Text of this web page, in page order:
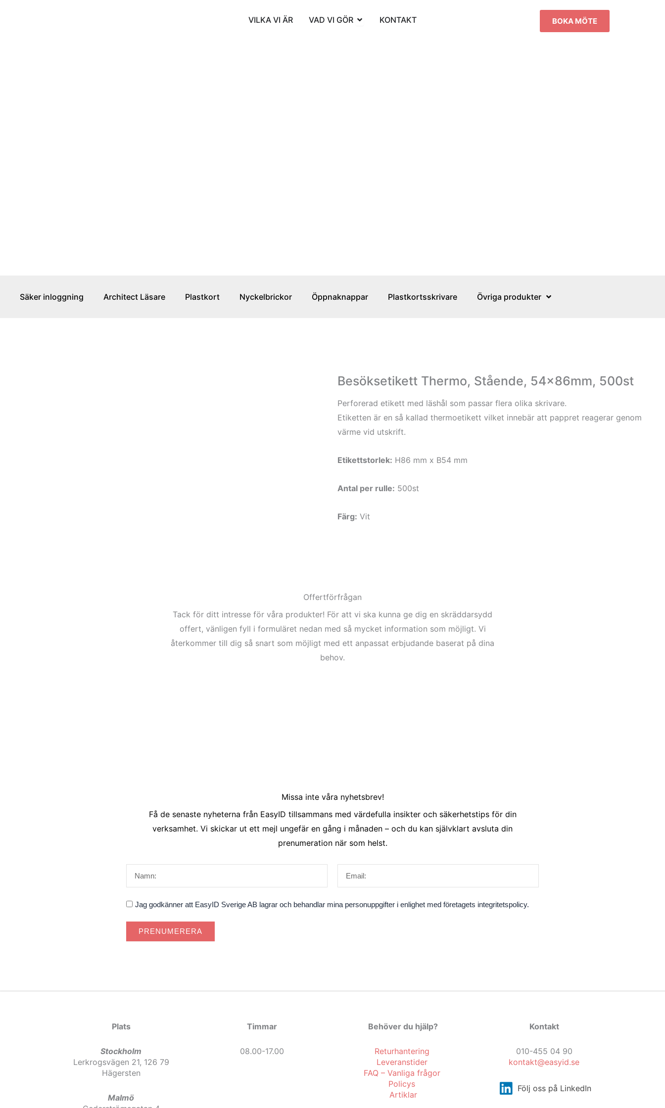
VILKA VI ÄR VAD VI GÖR Öppna VAD VI GÖR
KONTAKT BOKA MÖTE
Säker inloggning Architect Läsare Plastkort Nyckelbrickor Öppnaknappar Plastkortsskrivare Övriga produkter
Besöksetikett Thermo, Stående, 54x86mm, 500st
Perforerad etikett med läshål som passar flera olika skrivare.
Etiketten är en så kallad thermoetikett vilket innebär att pappret reagerar genom
värme vid utskrift.
Etikettstorlek: H86 mm x B54 mm
Antal per rulle: 500st
Färg: Vit
Offertförfrågan
Tack för ditt intresse för våra produkter! För att vi ska kunna ge dig en skräddarsydd
offert, vänligen fyll i formuläret nedan med så mycket information som möjligt. Vi
återkommer till dig så snart som möjligt med ett anpassat erbjudande baserat på dina
behov.
Missa inte våra nyhetsbrev!
Få de senaste nyheterna från EasyID tillsammans med värdefulla insikter och säkerhetstips för din
verksamhet. Vi skickar ut ett mejl ungefär en gång i månaden – och du kan självklart avsluta din
prenumeration när som helst.
Godkännande
Jag godkänner att EasyID Sverige AB lagrar och behandlar mina personuppgifter i enlighet med företagets integritetspolicy.
PRENUMERERA
Plats
Stockholm
Lerkrogsvägen 21, 126 79
Hägersten
Malmö
Timmar
08.00-17.00
Behöver du hjälp?
Returhantering
Leveranstider
FAQ – Vanliga frågor
Policys
Artiklar
Kontakt
010-455 04 90
kontakt@easyid.se
Följ oss på LinkedIn